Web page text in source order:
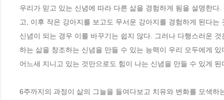
우리가 믿고 있는 신념에 따라 다른 삶을 경험하게 됨을 설명한다
고, 이후 작은 강아지를 보고도 무서운 강아지를 경험하게 된다
신념이 되는 경우 이를 바꾸기는 쉽지 않다. 그러나 다행스러운
하는 삶을 창조하는 신념을 만들 수 있는 능력이 우리 모두에게
어느새 지니고 있는 것만으로도 힘이 나는 신념을 만들 수 있게 된
6주까지의 과정이 삶의 그늘을 들여다보고 치유와 변화를 모색